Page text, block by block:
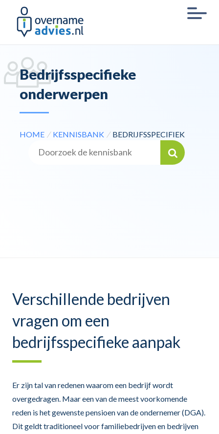
Bedrijfsspecifieke
onderwerpen
HOME / KENNISBANK /BEDRIJFSSPECIFIEK
Verschillende bedrijven
vragen om een
bedrijfsspecifieke aanpak
Er zijn tal van redenen waarom een bedrijf wordt
overgedragen. Maar een van de meest voorkomende
reden is het gewenste pensioen van de ondernemer (DGA).
Dit geldt traditioneel voor familiebedrijven en bedrijven